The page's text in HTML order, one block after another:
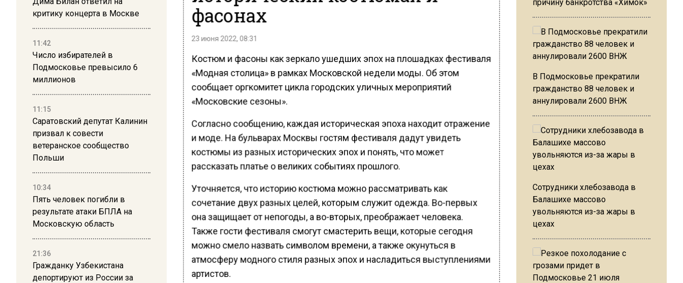
критику концерта в Москве
11:42
Число избирателей в
Подмосковье превысило 6
миллионов
11:15
Саратовский депутат Калинин
призвал к совести
ветеранское сообщество
Польши
10:34
Пять человек погибли в
результате атаки БПЛА на
Московскую область
21:36
Гражданку Узбекистана
депортируют из России за
фасонах
23 июня 2022, 08:31
Костюм и фасоны как зеркало ушедших эпох на плошадках фестиваля
«Модная столица» в рамках Московской недели моды. Об этом
сообщает оргкомитет цикла городских уличных мероприятий
«Московские сезоны».
Согласно сообщению, каждая историческая эпоха находит отражение
и моде. На бульварах Москвы гостям фестиваля дадут увидеть
костюмы из разных исторических эпох и понять, что может
рассказать платье о великих событиях прошлого.
Уточняется, что историю костюма можно рассматривать как
сочетание двух разных целей, которым служит одежда. Во-первых
она защищает от непогоды, а во-вторых, преображает человека.
Также гости фестиваля смогут смастерить вещи, которые сегодня
можно смело назвать символом времени, а также окунуться в
атмосферу модного стиля разных эпох и насладиться выступлениями
артистов.
причину банкротства «Химок»
В Подмосковье прекратили
гражданство 88 человек и
аннулировали 2600 ВНЖ
Сотрудники хлебозавода в
Балашихе массово
увольняются из-за жары в
цехах